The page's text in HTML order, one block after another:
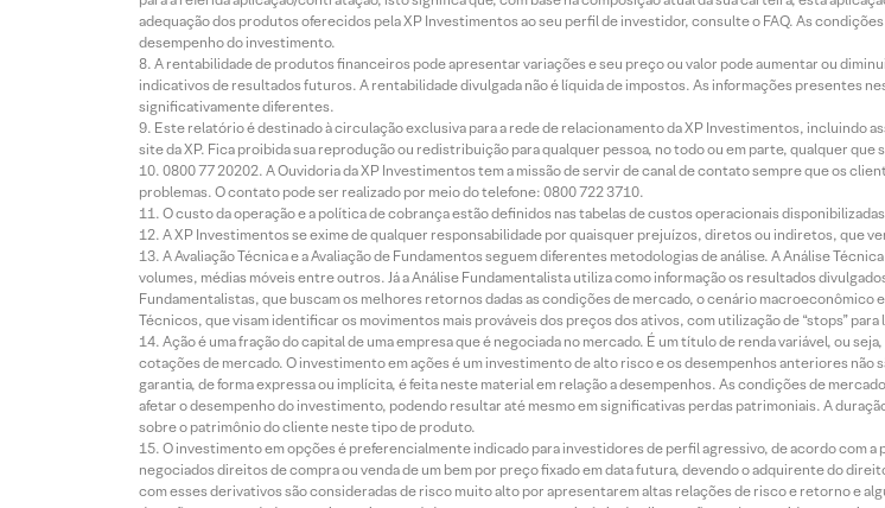
adequação dos produtos oferecidos pela XP Investimentos ao seu perfil de investidor, consulte o FAQ. As
desempenho do investimento.
A rentabilidade de produtos financeiros pode apresentar variações e seu preço ou valor pode aumentar ou
indicativos de resultados futuros. A rentabilidade divulgada não é líquida de impostos. As informações presentes
significativamente diferentes.
Este relatório é destinado à circulação exclusiva para a rede de relacionamento da XP Investimentos, incluindo
site da XP. Fica proibida sua reprodução ou redistribuição para qualquer pessoa, no todo ou em parte, qualquer
0800 77 20202. A Ouvidoria da XP Investimentos tem a missão de servir de canal de contato sempre que os
problemas. O contato pode ser realizado por meio do telefone: 0800 722 3710.
O custo da operação e a política de cobrança estão definidos nas tabelas de custos operacionais
A XP Investimentos se exime de qualquer responsabilidade por quaisquer prejuízos, diretos ou indiretos, que
A Avaliação Técnica e a Avaliação de Fundamentos seguem diferentes metodologias de análise. A Análise
volumes, médias móveis entre outros. Já a Análise Fundamentalista utiliza como informação os resultados
Fundamentalistas, que buscam os melhores retornos dadas as condições de mercado, o cenário
Técnicos, que visam identificar os movimentos mais prováveis dos preços dos ativos, com utilização de “stops”
Ação é uma fração do capital de uma empresa que é negociada no mercado. É um título de renda variável, ou
cotações de mercado. O investimento em ações é um investimento de alto risco e os desempenhos anteriores
garantia, de forma expressa ou implícita, é feita neste material em relação a desempenhos. As condições de
afetar o desempenho do investimento, podendo resultar até mesmo em significativas perdas patrimoniais. A
sobre o patrimônio do cliente neste tipo de produto.
O investimento em opções é preferencialmente indicado para investidores de perfil agressivo, de acordo com
negociados direitos de compra ou venda de um bem por preço fixado em data futura, devendo o adquirente do
com esses derivativos são consideradas de risco muito alto por apresentarem altas relações de risco e retorno e